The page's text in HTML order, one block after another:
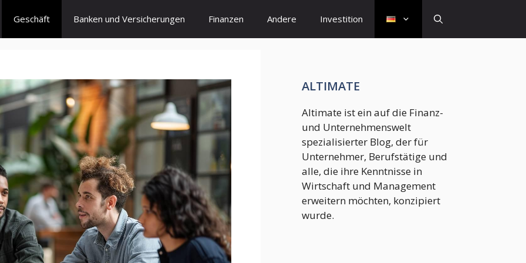
Geschäft Banken und Versicherungen Finanzen Andere Investition
ALTIMATE
Altimate ist ein auf die Finanz-
und Unternehmenswelt
spezialisierter Blog, der für
Unternehmer, Berufstätige und
alle, die ihre Kenntnisse in
Wirtschaft und Management
erweitern möchten, konzipiert
wurde.